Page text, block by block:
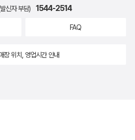
신자 부담) 1544-2514
FAQ
장 위치, 영업시간 안내